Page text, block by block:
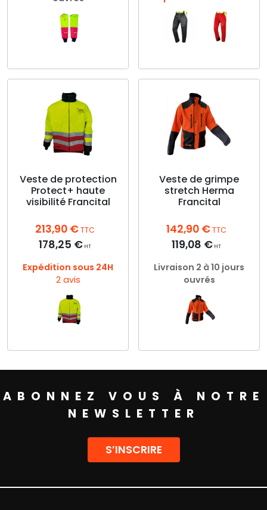
produit
a
plusieurs
variations.
Les
options
peuvent
choisies
sur
la
du
produit
produit
plusieurs
variations.
Les
options
peuvent
choisies
sur
la
du
produit
Veste de protection
Protect+ haute
visibilité Francital
213,90 €TTC
178,25 € HT
Expédition sous 24H
2 avis
a
variations.
Les
peuvent
choisies
la
Veste de grimpe
stretch Herma
Francital
142,90 € TTC
119,08 € HT
Livraison 2 à 10 jours
ouvrés
a
variations.
la
ABONNEZ VOUS À NOTRE
NEWSLETTER
S’INSCRIRE